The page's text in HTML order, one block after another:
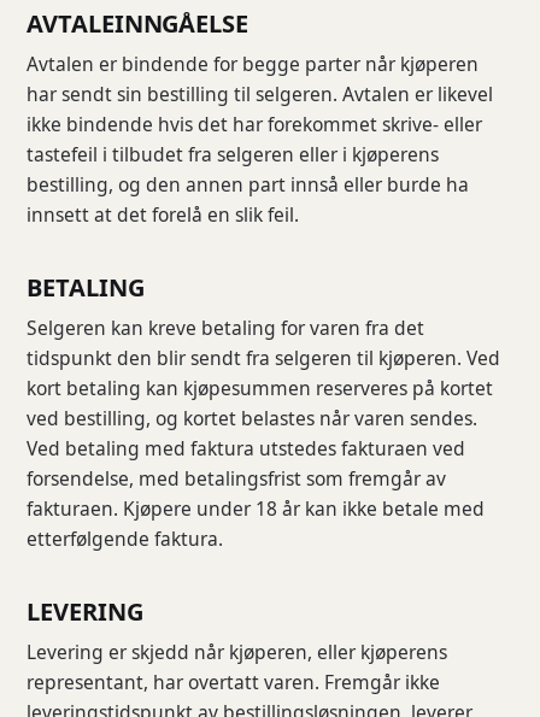
AVTALEINNGÅELSE
Avtalen er bindende for begge parter når kjøperen
har sendt sin bestilling til selgeren. Avtalen er likevel
ikke bindende hvis det har forekommet skrive- eller
tastefeil i tilbudet fra selgeren eller i kjøperens
bestilling, og den annen part innså eller burde ha
innsett at det forelå en slik feil.
BETALING
Selgeren kan kreve betaling for varen fra det
tidspunkt den blir sendt fra selgeren til kjøperen. Ved
kort betaling kan kjøpesummen reserveres på kortet
ved bestilling, og kortet belastes når varen sendes.
Ved betaling med faktura utstedes fakturaen ved
forsendelse, med betalingsfrist som fremgår av
fakturaen. Kjøpere under 18 år kan ikke betale med
etterfølgende faktura.
LEVERING
Levering er skjedd når kjøperen, eller kjøperens
representant, har overtatt varen. Fremgår ikke